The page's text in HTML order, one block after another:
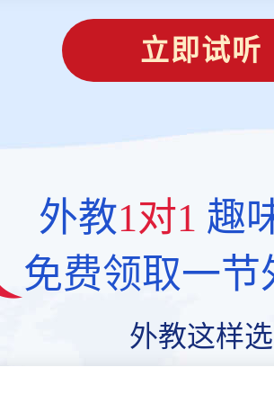
立即试听
外教1对1 趣
免费领取一节
外教这样选